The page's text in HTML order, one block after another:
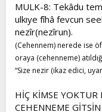
MULK-8: Tekâdu
ulkıye fîhâ fevcun
nezîr(nezîrun).
(Cehennem) nerede ise
oraya (cehenneme)
“Size nezir (ikaz edici,
HİÇ KİMSE
CEHENNEME GİTSİN